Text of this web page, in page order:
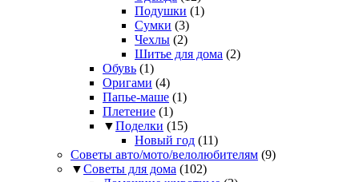
Подушки (1)
Сумки (3)
Чехлы (2)
Шитье для дома (2)
Обувь (1)
Оригами (4)
Папье-маше (1)
Плетение (1)
▼Поделки (15)
Новый год (11)
Советы авто/мото/велолюбителям (9)
▼Советы для дома (102)